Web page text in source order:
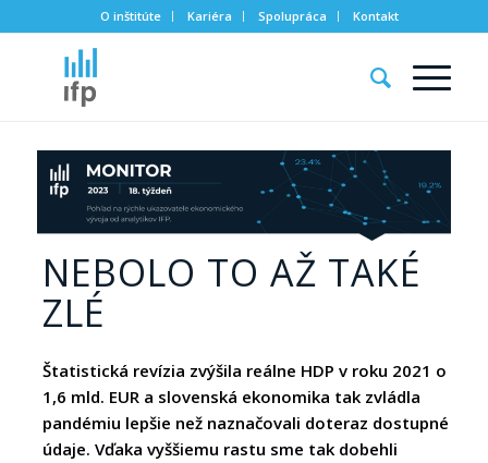
O inštitúte Kariéra Spolupráca Kontakt
NEBOLO TO AŽ TAKÉ
ZLÉ
Štatistická revízia zvýšila reálne HDP v roku 2021 o
1,6 mld. EUR a slovenská ekonomika tak zvládla
pandémiu lepšie než naznačovali doteraz dostupné
údaje. Vďaka vyššiemu rastu sme tak dobehli